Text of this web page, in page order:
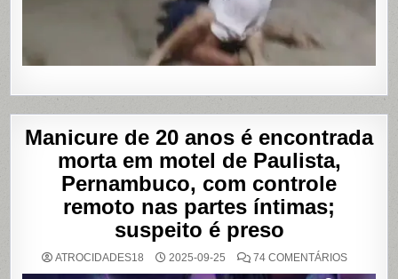
Manicure de 20 anos é encontrada
morta em motel de Paulista,
Pernambuco, com controle
remoto nas partes íntimas;
suspeito é preso
ATROCIDADES18 2025-09-25 74 COMENTÁRIOSEM